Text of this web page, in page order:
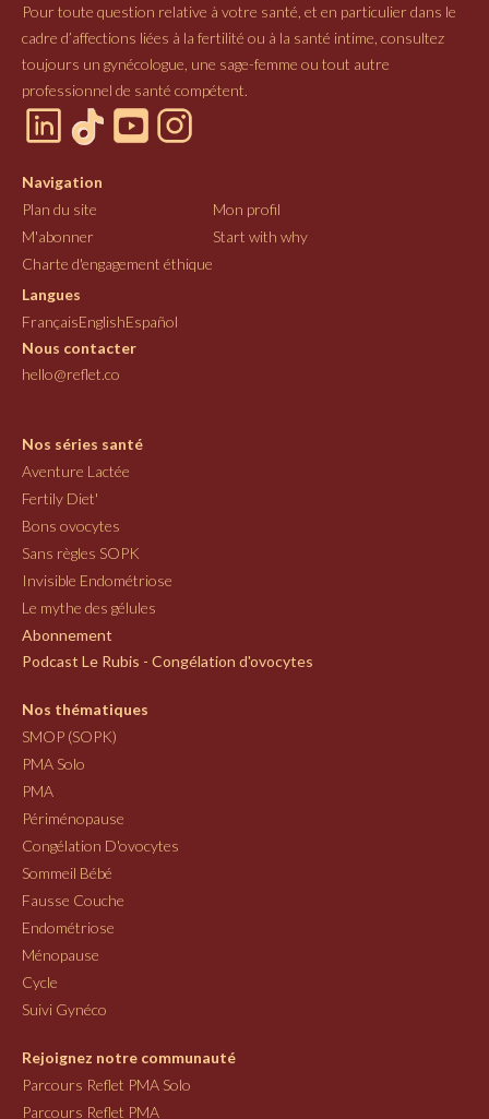
Pour toute question relative à votre santé, et en particulier dans le
cadre d’affections liées à la fertilité ou à la santé intime, consultez
toujours un gynécologue, une sage-femme ou tout autre
professionnel de santé compétent.
Navigation
Plan du site
Mon profil
M'abonner
Start with why
Charte d'engagement éthique
Langues
FrançaisEnglishEspañol
Nous contacter
hello@reflet.co
Nos séries santé
Aventure Lactée
Fertily Diet'
Bons ovocytes
Sans règles SOPK
Invisible Endométriose
Le mythe des gélules
Abonnement
Podcast Le Rubis - Congélation d'ovocytes
Nos thématiques
SMOP (SOPK)
PMA Solo
PMA
Périménopause
Congélation D'ovocytes
Sommeil Bébé
Fausse Couche
Endométriose
Ménopause
Cycle
Suivi Gynéco
Rejoignez notre communauté
Parcours Reflet PMA Solo
Parcours Reflet PMA